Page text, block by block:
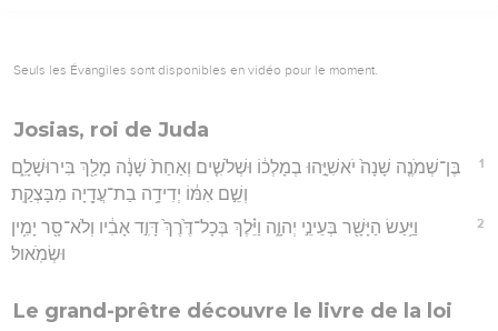
Seuls les Évangiles sont disponibles en vidéo pour le moment.
Josias, roi de Juda
1
בֶּן־שְׁמֹנֶ֤ה שָׁנָה֙ יֹאשִׁיָּ֣הוּ בְמָלְכ֔וֹ וּשְׁלֹשִׁ֤ים וְאַחַת֙ שָׁנָ֔ה מָלַ֖ךְ בִּירוּשָׁלִָ֑ם
וְשֵׁ֣ם אִמּ֔וֹ יְדִידָ֥ה בַת־עֲדָ֖יָה מִבָּצְקַֽת׃
2
וַיַּ֥עַשׂ הַיָּשָׁ֖ר בְּעֵינֵ֣י יְהוָ֑ה וַיֵּ֗לֶךְ בְּכָל־דֶּ֙רֶךְ֙ דָּוִ֣ד אָבִ֔יו וְלֹא־סָ֖ר יָמִ֥ין
וּשְׂמֹֽאול׃
Le grand-prêtre découvre le livre de la loi